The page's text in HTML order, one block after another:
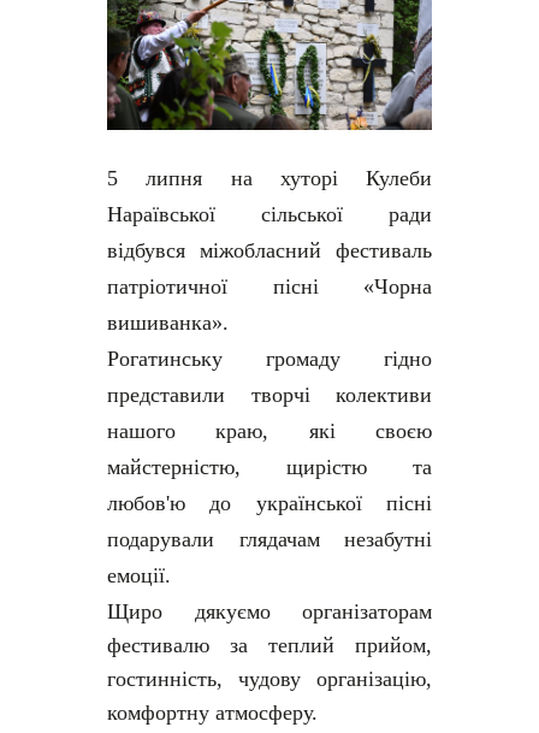
5 липня на хуторі Кулеби
Нараївської сільської ради
відбувся міжобласний фестиваль
патріотичної пісні «Чорна
вишиванка».
Рогатинську громаду гідно
представили творчі колективи
нашого краю, які своєю
майстерністю, щирістю та
любов'ю до української пісні
подарували глядачам незабутні
емоції.
Щиро дякуємо організаторам
фестивалю за теплий прийом,
гостинність, чудову організацію,
комфортну атмосферу.